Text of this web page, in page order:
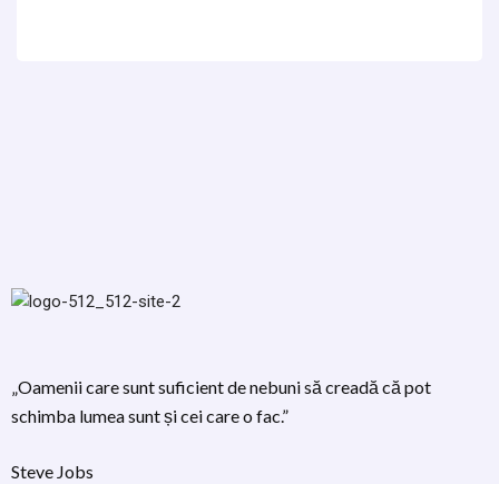
„Oamenii care sunt suficient de nebuni să creadă că pot
schimba lumea sunt și cei care o fac.”
Steve Jobs